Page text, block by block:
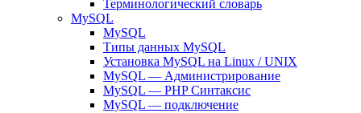
Терминологический словарь
MySQL
MySQL
Типы данных MySQL
Установка MySQL на Linux / UNIX
MySQL — Администрирование
MySQL — PHP Синтаксис
MySQL — подключение